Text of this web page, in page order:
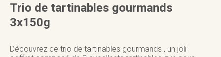
Trio de tartinables gourmands
3x150g
Découvrez ce trio de tartinables gourmands , un joli